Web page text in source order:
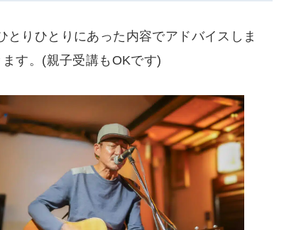
りひとりにあった内容でアドバイスしま
す。(親子受講もOKです)